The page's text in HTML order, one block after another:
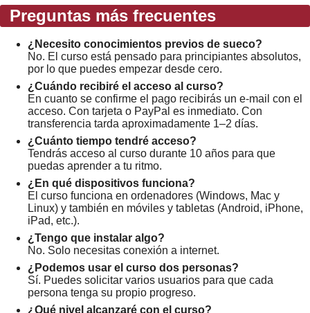
Preguntas más frecuentes
¿Necesito conocimientos previos de sueco?
No. El curso está pensado para principiantes absolutos,
por lo que puedes empezar desde cero.
¿Cuándo recibiré el acceso al curso?
En cuanto se confirme el pago recibirás un e-mail con el
acceso. Con tarjeta o PayPal es inmediato. Con
transferencia tarda aproximadamente 1–2 días.
¿Cuánto tiempo tendré acceso?
Tendrás acceso al curso durante 10 años para que
puedas aprender a tu ritmo.
¿En qué dispositivos funciona?
El curso funciona en ordenadores (Windows, Mac y
Linux) y también en móviles y tabletas (Android, iPhone,
iPad, etc.).
¿Tengo que instalar algo?
No. Solo necesitas conexión a internet.
¿Podemos usar el curso dos personas?
Sí. Puedes solicitar varios usuarios para que cada
persona tenga su propio progreso.
¿Qué nivel alcanzaré con el curso?